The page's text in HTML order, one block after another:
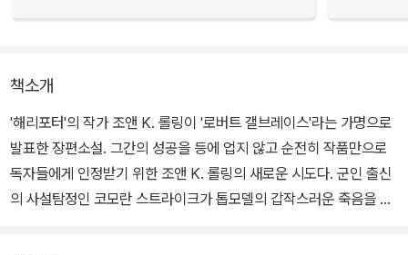
책소개
'해리포터'의 작가 조앤 K. 롤링이 '로버트 갤브레이스'라는 가명으로
발표한 장편소설. 그간의 성공을 등에 업지 않고 순전히 작품만으로
독자들에게 인정받기 위한 조앤 K. 롤링의 새로운 시도다. 군인 출신
의 사설탐정인 코모란 스트라이크가 톱모델의 갑작스러운 죽음을 파